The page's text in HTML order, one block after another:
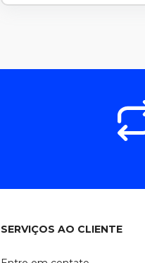
SERVIÇOS AO CLIENTE